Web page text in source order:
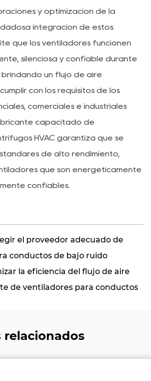
y optimización de la
integración de estos
que los ventiladores funcionen
silenciosa y confiable durante
brindando un flujo de aire
con los requisitos de los
comerciales e industriales
capacitado de
HVAC garantiza que se
de alto rendimiento,
que son energéticamente
confiables.
el proveedor adecuado de
conductos de bajo ruido
la eficiencia del flujo de aire
de ventiladores para conductos
relacionados